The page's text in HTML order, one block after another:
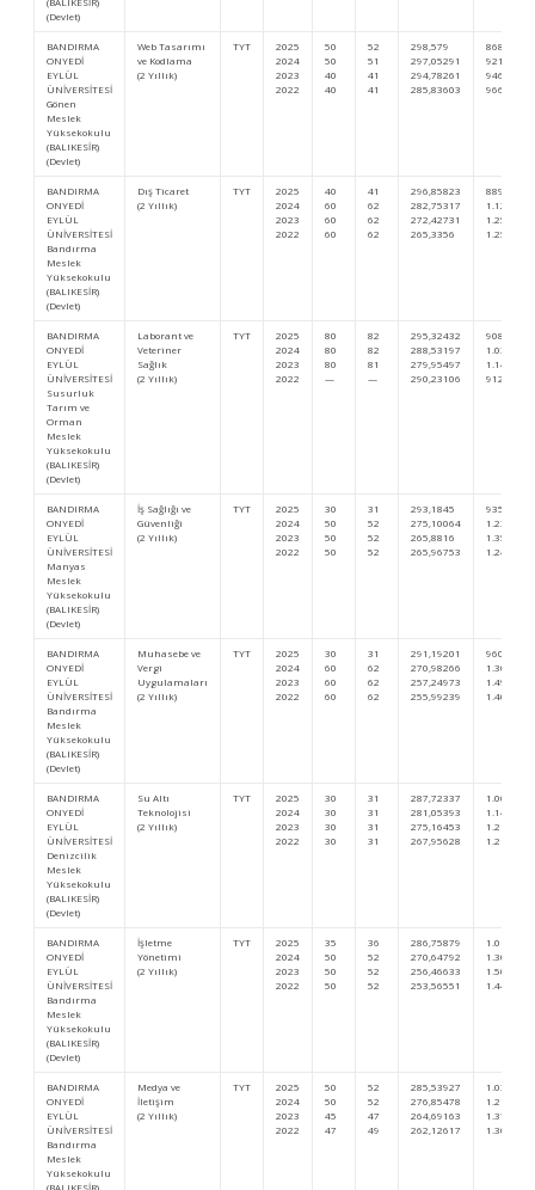
(Devlet)
BANDIRMA
ONYEDİ
EYLÜL
ÜNİVERSİTESİ
Gönen
Meslek
Yüksekokulu
(BALIKESİR)
(Devlet)
Web Tasarımı
ve Kodlama
(2 Yıllık)
TYT
2025
2024
2023
2022
50
50
40
40
52
51
41
41
298,579
297,05291
294,78261
285,83603
868.455
921.240
946.555
966.018
BANDIRMA
ONYEDİ
EYLÜL
ÜNİVERSİTESİ
Bandırma
Meslek
Yüksekokulu
(BALIKESİR)
(Devlet)
Dış Ticaret
(2 Yıllık)
TYT
2025
2024
2023
2022
40
60
60
60
41
62
62
62
296,85823
282,75317
272,42731
265,3356
889.507
1.121.775
1.254.289
1.254.087
BANDIRMA
ONYEDİ
EYLÜL
ÜNİVERSİTESİ
Susurluk
Tarım ve
Orman
Meslek
Yüksekokulu
(BALIKESİR)
(Devlet)
Laborant ve
Veteriner
Sağlık
(2 Yıllık)
TYT
2025
2024
2023
2022
80
80
80
—
82
82
81
—
295,32432
288,53197
279,95497
290,23106
908.551
1.037.773
1.145.125
912.121
BANDIRMA
ONYEDİ
EYLÜL
ÜNİVERSİTESİ
Manyas
Meslek
Yüksekokulu
(BALIKESİR)
(Devlet)
İş Sağlığı ve
Güvenliği
(2 Yıllık)
TYT
2025
2024
2023
2022
30
50
50
50
31
52
52
52
293,1845
275,10064
265,8816
265,96753
935.395
1.238.168
1.354.225
1.244.416
BANDIRMA
ONYEDİ
EYLÜL
ÜNİVERSİTESİ
Bandırma
Meslek
Yüksekokulu
(BALIKESİR)
(Devlet)
Muhasebe ve
Vergi
Uygulamaları
(2 Yıllık)
TYT
2025
2024
2023
2022
30
60
60
60
31
62
62
62
291,19201
270,98266
257,24973
255,99239
960.672
1.302.843
1.492.373
1.406.793
BANDIRMA
ONYEDİ
EYLÜL
ÜNİVERSİTESİ
Denizcilik
Meslek
Yüksekokulu
(BALIKESİR)
(Devlet)
Su Altı
Teknolojisi
(2 Yıllık)
TYT
2025
2024
2023
2022
30
30
30
30
31
31
31
31
287,72337
281,05393
275,16453
267,95628
1.005.902
1.147.140
1.213.676
1.214.025
BANDIRMA
ONYEDİ
EYLÜL
ÜNİVERSİTESİ
Bandırma
Meslek
Yüksekokulu
(BALIKESİR)
(Devlet)
İşletme
Yönetimi
(2 Yıllık)
TYT
2025
2024
2023
2022
35
50
50
50
36
52
52
52
286,75879
270,64792
256,46633
253,56551
1.018.693
1.308.114
1.505.129
1.448.897
BANDIRMA
ONYEDİ
EYLÜL
ÜNİVERSİTESİ
Bandırma
Meslek
Yüksekokulu
(BALIKESİR)
Medya ve
İletişim
(2 Yıllık)
TYT
2025
2024
2023
2022
50
50
45
47
52
52
47
49
285,53927
276,85478
264,69163
262,12617
1.034.929
1.211.158
1.372.650
1.304.770